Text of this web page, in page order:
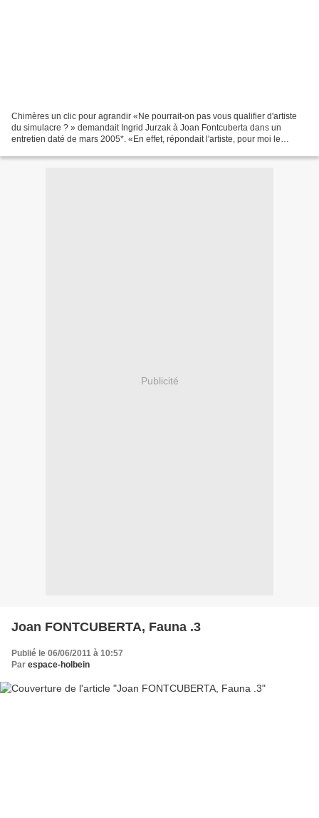
Chimères un clic pour agrandir «Ne pourrait-on pas vous qualifier d'artiste
du simulacre ? » demandait Ingrid Jurzak à Joan Fontcuberta dans un
entretien daté de mars 2005*. «En effet, répondait l'artiste, pour moi le
Publicité
Joan FONTCUBERTA, Fauna .3
Publié le 06/06/2011 à 10:57
Par espace-holbein